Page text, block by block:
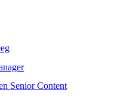
Senior Content